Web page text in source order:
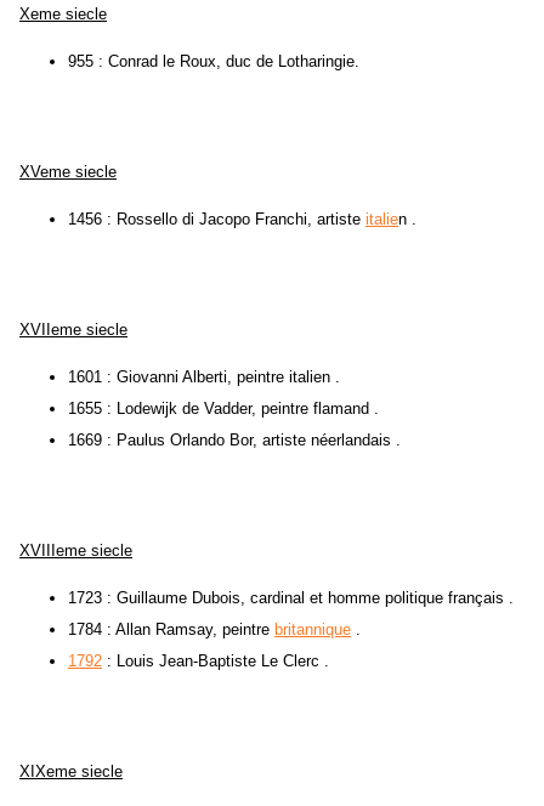
Xeme siecle
955 : Conrad le Roux, duc de Lotharingie.
XVeme siecle
1456 : Rossello di Jacopo Franchi, artiste italien .
XVIIeme siecle
1601 : Giovanni Alberti, peintre italien .
1655 : Lodewijk de Vadder, peintre flamand .
1669 : Paulus Orlando Bor, artiste néerlandais .
XVIIIeme siecle
1723 : Guillaume Dubois, cardinal et homme politique français .
1784 : Allan Ramsay, peintre britannique .
1792 : Louis Jean-Baptiste Le Clerc .
XIXeme siecle